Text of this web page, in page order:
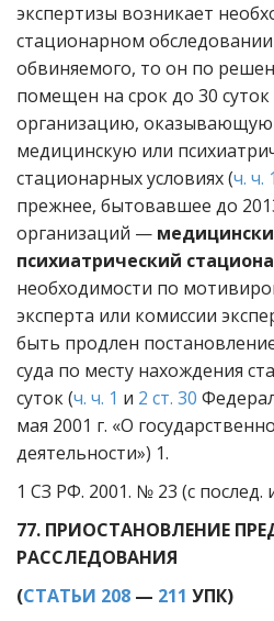
экспертизы возникает
стационарном
обвиняемого, то он по
помещен на срок до 30
организацию, оказывающую
медицинскую или
стационарных условиях (ч. ч. 1
прежнее, бытовавшее до
организаций —
психиатрический
необходимости по
эксперта или комиссии
быть продлен
суда по месту нахождения
суток (ч. ч. 1 и 2 ст. 30
мая 2001 г. «О
деятельности») 1.
1 СЗ РФ. 2001. № 23 (с послед.
77. ПРИОСТАНОВЛЕНИЕ
РАССЛЕДОВАНИЯ
(СТАТЬИ 208 — 211 УПК)